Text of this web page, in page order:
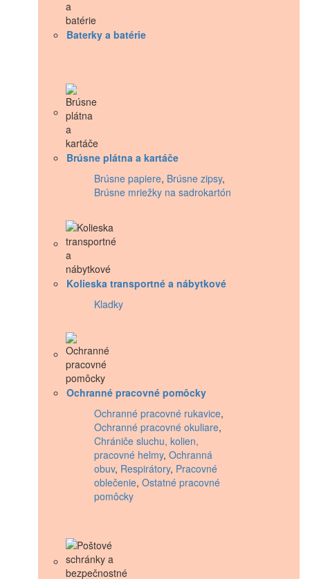
Baterky a batérie
Brúsne plátna a kartáče
Brúsne papiere, Brúsne zipsy,
Brúsne mriežky na sadrokartón
Kolieska transportné a nábytkové
Kladky
Ochranné pracovné pomôcky
Ochranné pracovné rukavice,
Ochranné pracovné okuliare,
Chrániče sluchu, kolien,
pracovné helmy, Ochranná
obuv, Respirátory, Pracovné
oblečenie, Ostatné pracovné
pomôcky